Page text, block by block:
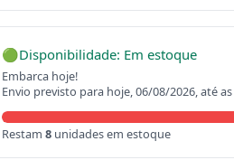
🟢Disponibilidade: Em estoque
Embarca hoje!
Envio previsto para hoje, 06/08/2026, até
Restam 8 unidades em estoque